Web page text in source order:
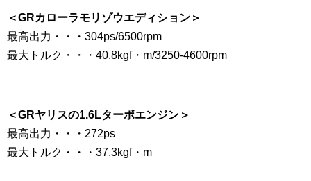
＜GRカローラモリゾウエディション＞
最高出力・・・304ps/6500rpm
最大トルク・・・40.8kgf・m/3250-4600rpm
＜GRヤリスの1.6Lターボエンジン＞
最高出力・・・272ps
最大トルク・・・37.3kgf・m